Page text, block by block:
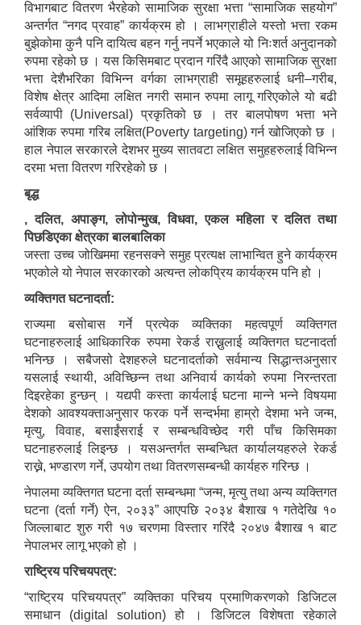
विभागबाट वितरण भैरहेको सामाजिक सुरक्षा भत्ता “सामाजिक सहयोग”
अन्तर्गत “नगद प्रवाह” कार्यक्रम हो । लाभग्राहीले यस्तो भत्ता रकम
बुझेकोमा कुनै पनि दायित्व बहन गर्नु नपर्ने भएकाले यो निःशर्त अनुदानको
रुपमा रहेको छ । यस किसिमबाट प्रदान गरिंदै आएको सामाजिक सुरक्षा
भत्ता देशैभरिका विभिन्न वर्गका लाभग्राही समूहहरुलाई धनी–गरीब,
विशेष क्षेत्र आदिमा लक्षित नगरी समान रुपमा लागू गरिएकोले यो बढी
सर्वव्यापी (Universal) प्रकृतिको छ । तर बालपोषण भत्ता भने
आंशिक रुपमा गरिब लक्षित(Poverty targeting) गर्न खोजिएको छ ।
हाल नेपाल सरकारले देशभर मुख्य सातवटा लक्षित समुहहरुलाई विभिन्न
दरमा भत्ता वितरण गरिरहेको छ ।
बृद्ध
, दलित, अपाङ्ग, लोपोन्मुख, विधवा, एकल महिला र दलित तथा
पिछडिएका क्षेत्रका बालबालिका
जस्ता उच्च जोखिममा रहनसक्ने समुह प्रत्यक्ष लाभान्वित हुने कार्यक्रम
भएकोले यो नेपाल सरकारको अत्यन्त लोकप्रिय कार्यक्रम पनि हो ।
व्यक्तिगत घटनादर्ता:
राज्यमा बसोबास गर्ने प्रत्येक व्यक्तिका महत्वपूर्ण व्यक्तिगत
घटनाहरुलाई आधिकारिक रुपमा रेकर्ड राख्नुलाई व्यक्तिगत घटनादर्ता
भनिन्छ । सबैजसो देशहरुले घटनादर्ताको सर्वमान्य सिद्धान्तअनुसार
यसलाई स्थायी, अविच्छिन्न तथा अनिवार्य कार्यको रुपमा निरन्तरता
दिइरहेका हुन्छन् । यद्यपी कस्ता कार्यलाई घटना मान्ने भन्ने विषयमा
देशको आवश्यक्ताअनुसार फरक पर्ने सन्दर्भमा हाम्रो देशमा भने जन्म,
मृत्यु, विवाह, बसाईंसराई र सम्बन्धविच्छेद गरी पाँच किसिमका
घटनाहरुलाई लिइन्छ । यसअन्तर्गत सम्बन्धित कार्यालयहरुले रेकर्ड
राख्ने, भण्डारण गर्ने, उपयोग तथा वितरणसम्बन्धी कार्यहरु गरिन्छ ।
नेपालमा व्यक्तिगत घटना दर्ता सम्बन्धमा “जन्म, मृत्यु तथा अन्य व्यक्तिगत
घटना (दर्ता गर्ने) ऐन, २०३३” आएपछि २०३४ बैशाख १ गतेदेखि १०
जिल्लाबाट शुरु गरी १७ चरणमा विस्तार गरिंदै २०४७ बैशाख १ बाट
नेपालभर लागू भएको हो ।
राष्ट्रिय परिचयपत्र:
“राष्ट्रिय परिचयपत्र” व्यक्तिका परिचय प्रमाणिकरणको डिजिटल
समाधान (digital solution) हो । डिजिटल विशेषता रहेकाले